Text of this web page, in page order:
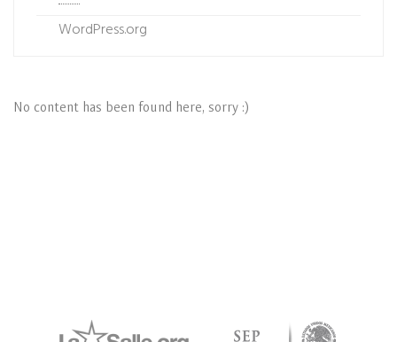
WordPress.org
No content has been found here, sorry :)